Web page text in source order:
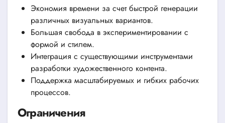
Экономия времени за счет быстрой генерации
различных визуальных вариантов.
Большая свобода в экспериментировании с
формой и стилем.
Интеграция с существующими инструментами
разработки художественного контента.
Поддержка масштабируемых и гибких рабочих
процессов.
Ограничения